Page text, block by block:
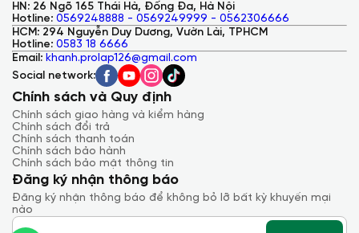
HN: 26 Ngõ 165 Thái Hà, Đống Đa, Hà Nội
Hotline: 0569248888 - 0569249999 - 0562306666
HCM: 294 Nguyễn Duy Dương, Vườn Lài, TPHCM
Hotline: 0583 18 6666
Email: khanh.prolap126@gmail.com
Social network:
Chính sách và Quy định
Chính sách giao hàng và kiểm hàng
Chính sách đổi trả
Chính sách thanh toán
Chính sách bảo hành
Chính sách bảo mật thông tin
Đăng ký nhận thông báo
Đăng ký nhận thông báo để không bỏ lỡ bất kỳ khuyến mại
nào